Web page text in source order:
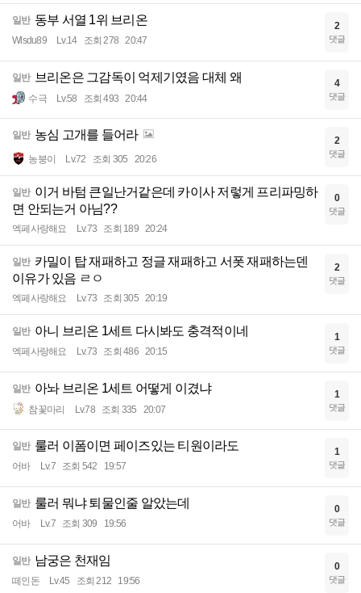
일반 동부 서열 1위 브리온
Wlsdu89 Lv.14 조회 278 20:47
2
댓글
일반 브리온은 그감독이 억제기였음 대체 왜
수극 Lv.58 조회 493 20:44
4
댓글
일반 농심 고개를 들어라
농붕이 Lv.72 조회 305 20:26
2
댓글
일반 이거 바텀 큰일난거같은데 카이사 저렇게 프리파밍하
면 안되는거 아님??
엑페사랑해요 Lv.73 조회 189 20:24
0
댓글
일반 카밀이 탑 재패하고 정글 재패하고 서폿 재패하는덴
이유가 있음 ㄹㅇ
엑페사랑해요 Lv.73 조회 305 20:19
2
댓글
일반 아니 브리온 1세트 다시봐도 충격적이네
엑페사랑해요 Lv.73 조회 486 20:15
1
댓글
일반 아놔 브리온 1세트 어떻게 이겼냐
참꽃마리 Lv.78 조회 335 20:07
1
댓글
일반 룰러 이폼이면 페이즈있는 티원이라도
어바 Lv.7 조회 542 19:57
1
댓글
일반 룰러 뭐냐 퇴물인줄 알았는데
어바 Lv.7 조회 309 19:56
0
댓글
일반 남궁은 천재임
떼인돈 Lv.45 조회 212 19:56
0
댓글